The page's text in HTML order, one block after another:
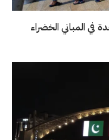
في المباني الخضراء